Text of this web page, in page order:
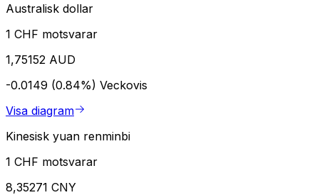
Australisk dollar
1 CHF motsvarar
1,75152 AUD
-0.0149 (0.84%) Veckovis
Visa diagram
Kinesisk yuan renminbi
1 CHF motsvarar
8,35271 CNY